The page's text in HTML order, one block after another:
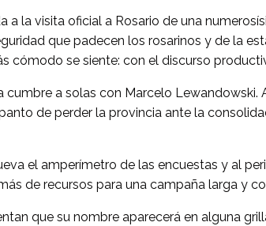
a la visita oficial a Rosario de una
que padecen los rosarinos y de la
cómodo se siente: con el discurso
a solas con Marcelo Lewandowski.
de perder la provincia ante la
el amperímetro de las encuestas y al
de recursos para una campaña larga y
que su nombre aparecerá en alguna